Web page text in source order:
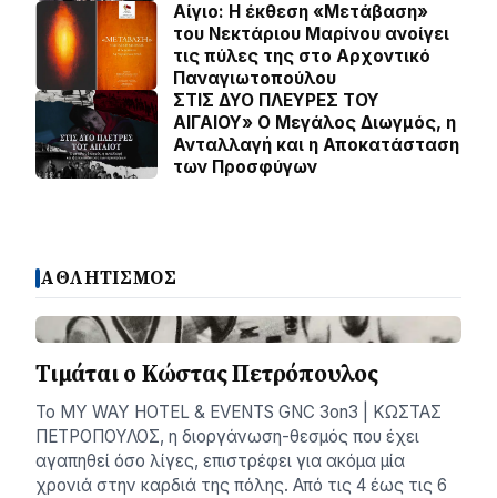
Αίγιο: Η έκθεση «Μετάβαση»
του Νεκτάριου Μαρίνου ανοίγει
τις πύλες της στο Αρχοντικό
Παναγιωτοπούλου
ΣΤΙΣ ΔΥΟ ΠΛΕΥΡΕΣ ΤΟΥ
ΑΙΓΑΙΟΥ» Ο Μεγάλος Διωγμός, η
Ανταλλαγή και η Αποκατάσταση
των Προσφύγων
ΑΘΛΗΤΙΣΜΟΣ
Τιμάται ο Κώστας Πετρόπουλος
Το MY WAY HOTEL & EVENTS GNC 3on3 | ΚΩΣΤΑΣ
ΠΕΤΡΟΠΟΥΛΟΣ, η διοργάνωση-θεσμός που έχει
αγαπηθεί όσο λίγες, επιστρέφει για ακόμα μία
χρονιά στην καρδιά της πόλης. Από τις 4 έως τις 6